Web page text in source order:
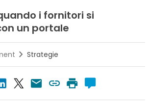
i fornitori si
un portale
Strategie